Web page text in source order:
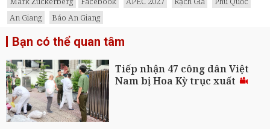
An Giang
Báo An Giang
Bạn có thể quan tâm
Tiếp nhận 47 công dân Việt
Nam bị Hoa Kỳ trục xuất